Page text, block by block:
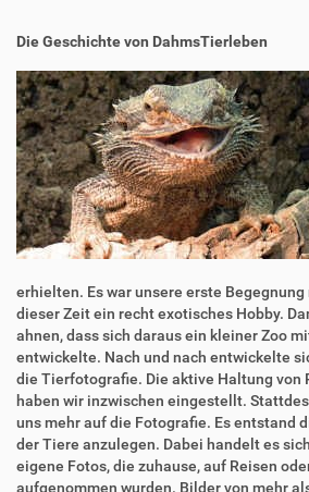
Die Geschichte von DahmsTierleben
erhielten. Es war unsere erste
dieser Zeit ein recht exotisches Hobby.
ahnen, dass sich daraus ein kleiner Zoo
entwickelte. Nach und nach entwickelte
die Tierfotografie. Die aktive Haltung von
haben wir inzwischen eingestellt.
uns mehr auf die Fotografie. Es entstand
der Tiere anzulegen. Dabei handelt es
eigene Fotos, die zuhause, auf Reisen
aufgenommen wurden. Bilder von mehr